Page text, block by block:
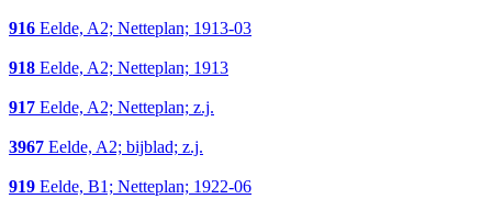
916 Eelde, A2; Netteplan; 1913-03
918 Eelde, A2; Netteplan; 1913
917 Eelde, A2; Netteplan; z.j.
3967 Eelde, A2; bijblad; z.j.
919 Eelde, B1; Netteplan; 1922-06